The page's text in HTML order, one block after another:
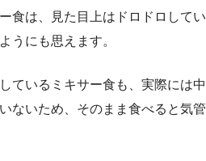
食は、見た目上はドロドロしてい
うにも思えます。
ているミキサー食も、実際には中
ないため、そのまま食べると気管